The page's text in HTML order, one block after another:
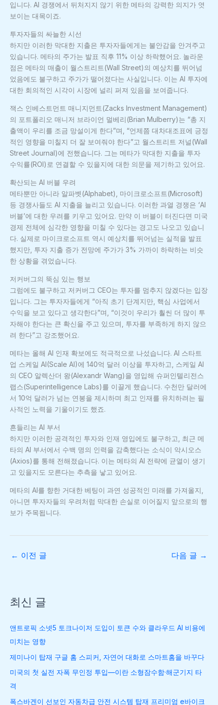
입니다. AI 경쟁에서 뒤처지지 않기 위한 메타의 강력한 의지가 엿
보이는 대목이죠.
투자자들의 싸늘한 시선
하지만 이러한 막대한 지출은 투자자들에게는 불안감을 안겨주고
있습니다. 메타의 주가는 발표 직후 11% 이상 하락했어요. 놀라운
점은 메타의 매출이 월스트리트(Wall Street)의 예상치를 뛰어넘
었음에도 불구하고 주가가 떨어졌다는 사실입니다. 이는 AI 투자에
대한 회의적인 시각이 시장에 널리 퍼져 있음을 보여줍니다.
잭스 인베스트먼트 매니지먼트(Zacks Investment Management)
의 포트폴리오 매니저 브라이언 멀베리(Brian Mulberry)는 “총 지
출액이 우리를 조금 망설이게 한다”며, “언제쯤 대차대조표에 긍정
적인 영향을 미칠지 더 잘 보여줘야 한다”고 월스트리트 저널(Wall
Street Journal)에 전했습니다. 그는 메타가 막대한 지출을 투자
수익률(ROI)로 연결할 수 있을지에 대한 의문을 제기하고 있어요.
확산되는 AI 버블 우려
메타뿐만 아니라 알파벳(Alphabet), 마이크로소프트(Microsoft)
등 경쟁사들도 AI 지출을 늘리고 있습니다. 이러한 과열 경쟁은 ‘AI
버블’에 대한 우려를 키우고 있어요. 만약 이 버블이 터진다면 미국
경제 전체에 심각한 영향을 미칠 수 있다는 경고도 나오고 있습니
다. 실제로 마이크로소프트 역시 예상치를 뛰어넘는 실적을 발표
했지만, 투자 지출 증가 전망에 주가가 3% 가까이 하락하는 비슷
한 상황을 겪었습니다.
저커버그의 뚝심 있는 행보
그럼에도 불구하고 저커버그 CEO는 투자를 멈추지 않겠다는 입장
입니다. 그는 투자자들에게 “아직 초기 단계지만, 핵심 사업에서
수익을 보고 있다고 생각한다”며, “이것이 우리가 훨씬 더 많이 투
자해야 한다는 큰 확신을 주고 있으며, 투자를 부족하게 하지 않으
려 한다”고 강조했어요.
메타는 올해 AI 인재 확보에도 적극적으로 나섰습니다. AI 스타트
업 스케일 AI(Scale AI)에 140억 달러 이상을 투자하고, 스케일 AI
의 CEO 알렉산더 왕(Alexandr Wang)을 영입해 슈퍼인텔리전스
랩스(Superintelligence Labs)를 이끌게 했습니다. 수천만 달러에
서 10억 달러가 넘는 연봉을 제시하며 최고 인재를 유치하려는 필
사적인 노력을 기울이기도 했죠.
흔들리는 AI 부서
하지만 이러한 공격적인 투자와 인재 영입에도 불구하고, 최근 메
타의 AI 부서에서 수백 명의 인력을 감축했다는 소식이 악시오스
(Axios)를 통해 전해졌습니다. 이는 메타의 AI 전략에 균열이 생기
고 있을지도 모른다는 추측을 낳고 있어요.
메타의 AI를 향한 거대한 베팅이 과연 성공적인 미래를 가져올지,
아니면 투자자들의 우려처럼 막대한 손실로 이어질지 앞으로의 행
보가 주목됩니다.
← 이전 글 다음 글 →
최신 글
앤트로픽 소넷5 토크나이저 도입이 토큰 수와 클라우드 AI 비용에
미치는 영향
제미나이 탑재 구글 홈 스피커, 자연어 대화로 스마트홈을 바꾸다
미국의 첫 실전 자폭 무인정 투입—이란 소형잠수함·해군기지 타
격
폭스바겐이 선보인 자동차급 안전 시스템 탑재 프리미엄 e바이크